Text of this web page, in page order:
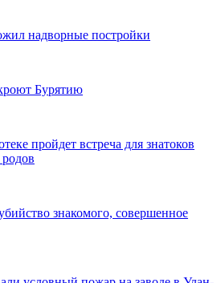
надворные постройки
Бурятию
пройдет встреча для знатоков
знакомого, совершенное